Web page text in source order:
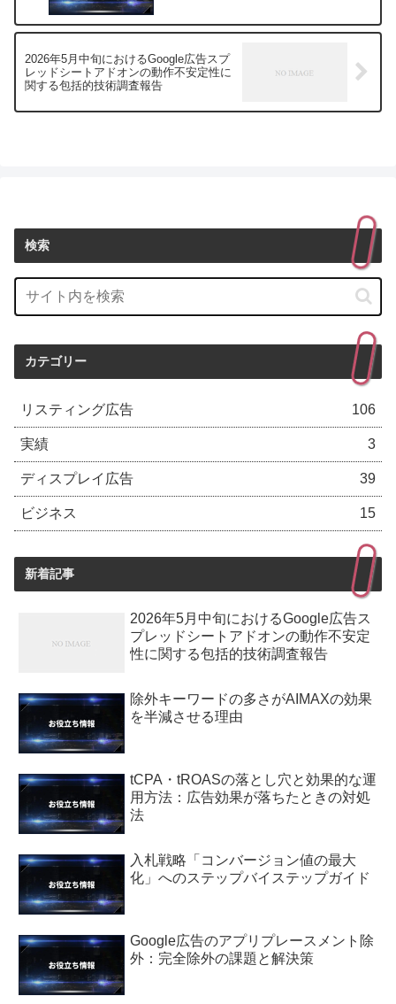
2026年5月中旬におけるGoogle広告スプ
レッドシートアドオンの動作不安定性に
関する包括的技術調査報告
検索
カテゴリー
リスティング広告 106
実績 3
ディスプレイ広告 39
ビジネス 15
新着記事
2026年5月中旬におけるGoogle広告ス
プレッドシートアドオンの動作不安定
性に関する包括的技術調査報告
除外キーワードの多さがAIMAXの効果
を半減させる理由
tCPA・tROASの落とし穴と効果的な運
用方法：広告効果が落ちたときの対処
法
入札戦略「コンバージョン値の最大
化」へのステップバイステップガイド
Google広告のアプリプレースメント除
外：完全除外の課題と解決策